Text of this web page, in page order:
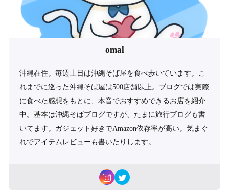
omal
沖縄在住。毎週土日は沖縄そば屋を食べ歩いています。こ
れまでに巡った沖縄そば屋は500店舗以上。ブログでは実際
に食べた感想をもとに、本音でおすすめできるお店を紹介
中。基本は沖縄そばブログですが、たまに旅行ブログも書
いてます。ガジェット好きでAmazon依存率が高い。気まぐ
れでアイテムレビューも書いたりします。